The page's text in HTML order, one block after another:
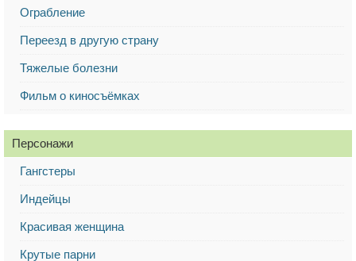
Ограбление
Переезд в другую страну
Тяжелые болезни
Фильм о киносъёмках
Персонажи
Гангстеры
Индейцы
Красивая женщина
Крутые парни